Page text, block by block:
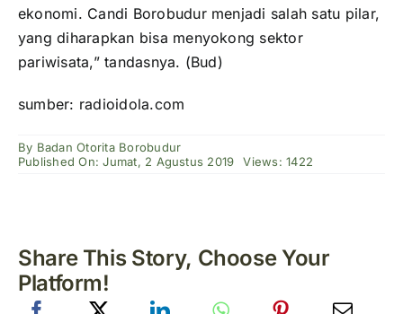
ekonomi. Candi Borobudur menjadi salah satu pilar,
yang diharapkan bisa menyokong sektor
pariwisata,” tandasnya. (Bud)
sumber: radioidola.com
By Badan Otorita Borobudur
Published On: Jumat, 2 Agustus 2019
Views: 1422
Share This Story, Choose Your
Platform!